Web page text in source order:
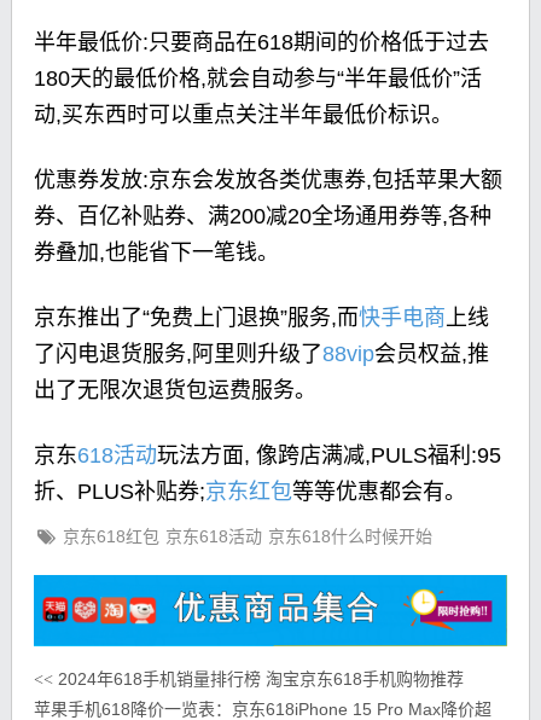
半年最低价:只要商品在618期间的价格低于过去
180天的最低价格,就会自动参与“半年最低价”活
动,买东西时可以重点关注半年最低价标识。
优惠券发放:京东会发放各类优惠券,包括苹果大额
券、百亿补贴券、满200减20全场通用券等,各种
券叠加,也能省下一笔钱。
京东推出了“免费上门退换”服务,而快手电商 上线
了闪电退货服务,阿里则升级了88vip会员权益,推
出了无限次退货包运费服务。
京东618活动玩法方面, 像跨店满减,PULS福利:95
折、PLUS补贴券;京东红包等等优惠都会有。
京东618红包 京东618活动 京东618什么时候开始
<<2024年618手机销量排行榜 淘宝京东618手机购物推荐
苹果手机618降价一览表：京东618iPhone 15 Pro Max降价超